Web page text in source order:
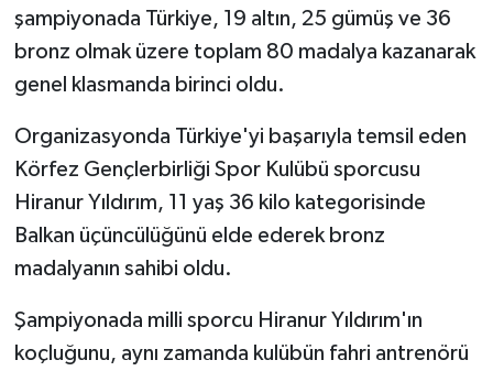
şampiyonada Türkiye, 19 altın, 25 gümüş ve 36
bronz olmak üzere toplam 80 madalya kazanarak
genel klasmanda birinci oldu.
Organizasyonda Türkiye'yi başarıyla temsil eden
Körfez Gençlerbirliği Spor Kulübü sporcusu
Hiranur Yıldırım, 11 yaş 36 kilo kategorisinde
Balkan üçüncülüğünü elde ederek bronz
madalyanın sahibi oldu.
Şampiyonada milli sporcu Hiranur Yıldırım'ın
koçluğunu, aynı zamanda kulübün fahri antrenörü